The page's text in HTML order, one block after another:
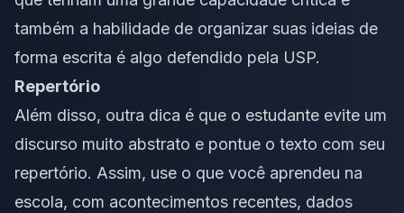
também a habilidade de organizar suas ideias de
forma escrita é algo defendido pela USP.
Repertório
Além disso, outra dica é que o estudante evite um
discurso muito abstrato e pontue o texto com seu
repertório. Assim, use o que você aprendeu na
escola, com acontecimentos recentes, dados